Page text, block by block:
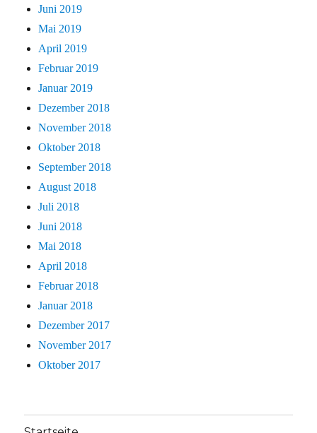
Juni 2019
Mai 2019
April 2019
Februar 2019
Januar 2019
Dezember 2018
November 2018
Oktober 2018
September 2018
August 2018
Juli 2018
Juni 2018
Mai 2018
April 2018
Februar 2018
Januar 2018
Dezember 2017
November 2017
Oktober 2017